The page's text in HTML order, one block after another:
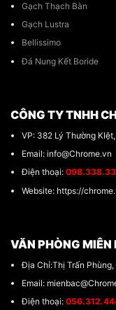
Gạch Thạch Bàn
Gạch Lustra
Bellissimo
Đá Nung Kết Boride
CÔNG TY TNHH
VP: 382 Lý Thường
Email: info@Chrome.vn
Điện thoại:
Website: https://
VĂN PHÒNG MIÊN
Địa Chỉ:Thị Trấn
Email:
Điện thoại: